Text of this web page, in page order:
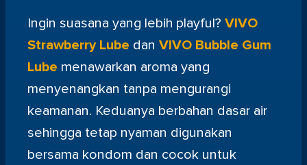
Ingin suasana yang lebih playful? VIVO
Strawberry Lube dan VIVO Bubble Gum
Lube menawarkan aroma yang
menyenangkan tanpa mengurangi
keamanan. Keduanya berbahan dasar air
sehingga tetap nyaman digunakan
bersama kondom dan cocok untuk